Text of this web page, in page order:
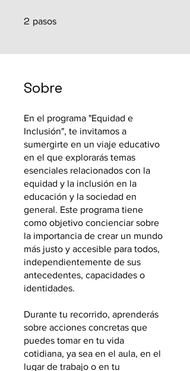
2 pasos
Sobre
En el programa "Equidad e
Inclusión", te invitamos a
sumergirte en un viaje educativo
en el que explorarás temas
esenciales relacionados con la
equidad y la inclusión en la
educación y la sociedad en
general. Este programa tiene
como objetivo concienciar sobre
la importancia de crear un mundo
más justo y accesible para todos,
independientemente de sus
antecedentes, capacidades o
identidades.
Durante tu recorrido, aprenderás
sobre acciones concretas que
puedes tomar en tu vida
cotidiana, ya sea en el aula, en el
lugar de trabajo o en tu